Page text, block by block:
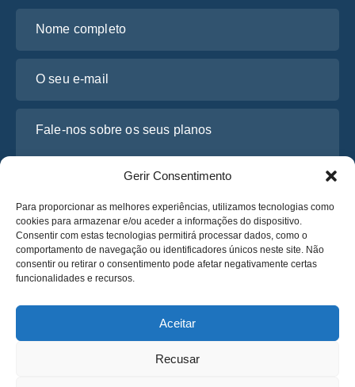
Gerir Consentimento
Para proporcionar as melhores experiências, utilizamos tecnologias como
cookies para armazenar e/ou aceder a informações do dispositivo.
Consentir com estas tecnologias permitirá processar dados, como o
comportamento de navegação ou identificadores únicos neste site. Não
consentir ou retirar o consentimento pode afetar negativamente certas
funcionalidades e recursos.
Aceitar
Recusar
Li e concordo com a
Obtenha um Orçamento
Obtenha um Orçamento